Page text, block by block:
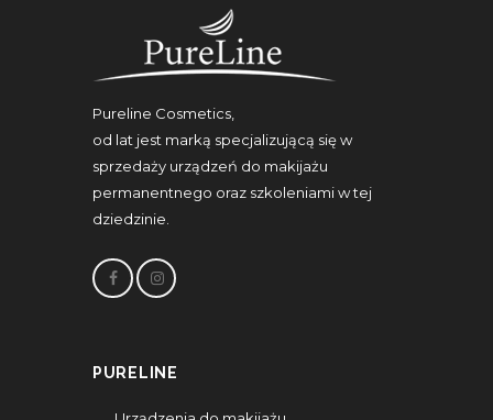
Pureline Cosmetics,
od lat jest marką specjalizującą się w
sprzedaży urządzeń do makijażu
permanentnego oraz szkoleniami w tej
dziedzinie.
PURELINE